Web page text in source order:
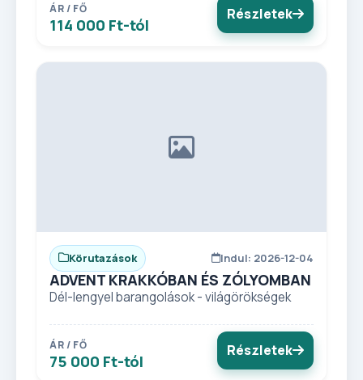
ÁR / FŐ
114 000 Ft-tól
Részletek
Körutazások Indul: 2026-12-04
ADVENT KRAKKÓBAN ÉS ZÓLYOMBAN
Dél-lengyel barangolások - világörökségek
ÁR / FŐ
75 000 Ft-tól
Részletek